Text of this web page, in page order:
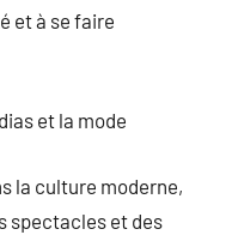
et à se faire
et la mode
la culture moderne,
spectacles et des